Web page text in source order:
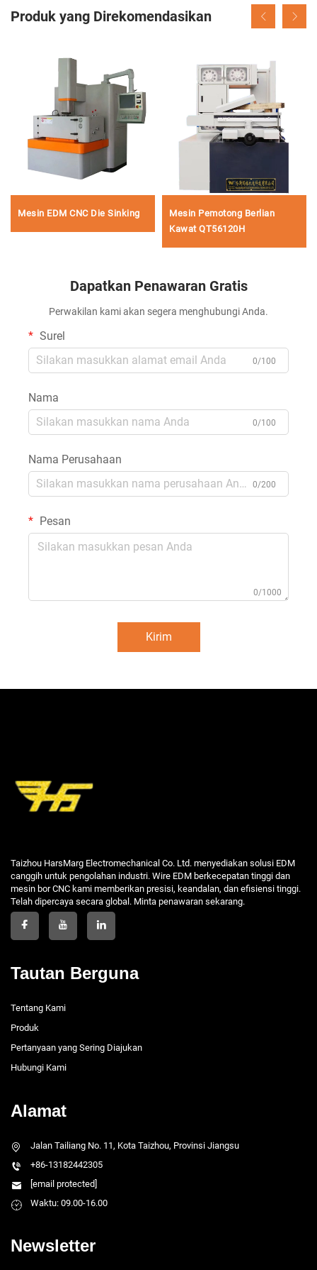
Produk yang Direkomendasikan
Mesin EDM CNC Die Sinking
Mesin Pemotong Berlian
Kawat QT56120H
Dapatkan Penawaran Gratis
Perwakilan kami akan segera menghubungi Anda.
Surel
0/100
Nama
0/100
Nama Perusahaan
0/200
Pesan
0/1000
Kirim
Taizhou HarsMarg Electromechanical Co. Ltd. menyediakan solusi EDM
canggih untuk pengolahan industri. Wire EDM berkecepatan tinggi dan
mesin bor CNC kami memberikan presisi, keandalan, dan efisiensi tinggi.
Telah dipercaya secara global. Minta penawaran sekarang.
Tautan Berguna
Tentang Kami
Produk
Pertanyaan yang Sering Diajukan
Hubungi Kami
Alamat
Jalan Tailiang No. 11, Kota Taizhou, Provinsi Jiangsu
+86-13182442305
[email protected]
Waktu: 09.00-16.00
Newsletter